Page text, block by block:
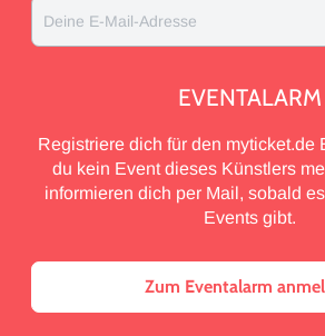
Deine E-Mail-Adresse
EVENTALARM
Registriere dich für den myticket.de
du kein Event dieses Künstlers
informieren dich per Mail, sobald
Events gibt.
Zum Eventalarm